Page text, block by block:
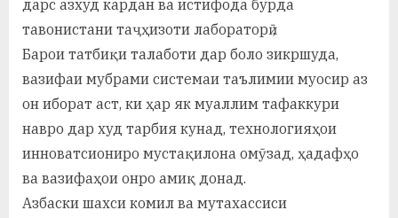
дарс азхуд кардан ва истифода бурда
тавонистани таҷҳизоти лабораторӣ ;
Барои татбиқи талаботи дар боло зикршуда,
вазифаи мубрами системаи таълимии муосир аз
он иборат аст, ки ҳар як муаллим тафаккури
навро дар худ тарбия кунад, технологияҳои
инноватсиониро мустақилона омӯзад, ҳадафҳо
ва вазифаҳои онро амиқ донад.
Азбаски шахси комил ва мутахассиси